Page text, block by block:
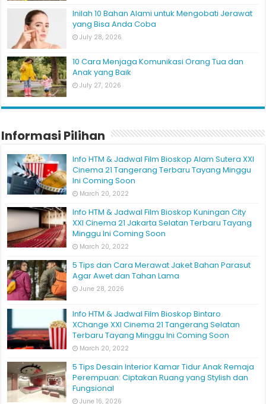
Inilah 10 Bahan Alami untuk Mengobati Jerawat
yang Bisa Anda Coba
July 28, 2026
10 Cara Menjaga Komunikasi Orang Tua dan
Anak yang Baik
July 27, 2026
Informasi Pilihan
Info HTM & Jadwal Film Bioskop Alam Sutera XXI
Cinema 21 Tangerang Terbaru Tayang Minggu
Ini Coming Soon
March 20, 2022
Info HTM & Jadwal Film Bioskop Kuningan City
XXI Cinema 21 Jakarta Selatan Terbaru Tayang
Minggu Ini Coming Soon
March 20, 2022
5 Tips dan Cara Merawat Jaket Bahan Parasut
Agar Awet dan Tahan Lama
June 28, 2026
Info HTM & Jadwal Film Bioskop Bintaro
XChange XXI Cinema 21 Tangerang Selatan
Terbaru Tayang Minggu Ini Coming Soon
March 20, 2022
5 Tips Desain Interior Kamar Tidur Anak Remaja
Perempuan: Ciptakan Ruang yang Stylish dan
Fungsional
June 16, 2026